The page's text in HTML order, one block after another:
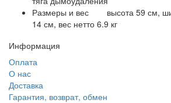
Размеры и вес
высота 59 см,
14 см, вес нетто 6.9 кг
Информация
Оплата
О нас
Доставка
Гарантия, возврат, обмен